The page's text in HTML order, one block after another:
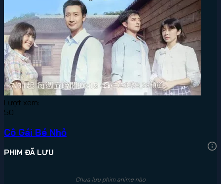
Lượt xem:
50
Cô Gái Bé Nhỏ
PHIM ĐÃ LƯU
Chưa lưu phim anime nào